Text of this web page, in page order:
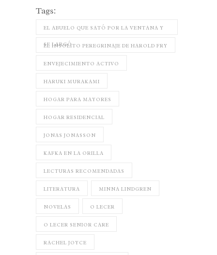
Tags:
EL ABUELO QUE SATÓ POR LA VENTANA Y
SE LARGÓ
EL INSOLITO PEREGRINAJE DE HAROLD FRY
ENVEJECIMIENTO ACTIVO
HARUKI MURAKAMI
HOGAR PARA MAYORES
HOGAR RESIDENCIAL
JONAS JONASSON
KAFKA EN LA ORILLA
LECTURAS RECOMENDADAS
LITERATURA MINNA LINDGREN
NOVELAS O LECER
O LECER SENIOR CARE
RACHEL JOYCE